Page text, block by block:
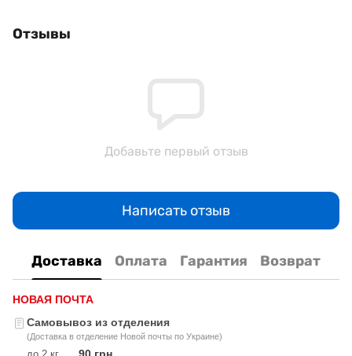
Отзывы
Добавьте первый отзыв
Написать отзыв
Доставка Оплата Гарантия Возврат
НОВАЯ ПОЧТА
Самовывоз из отделения
(Доставка в отделение Новой почты по Украине)